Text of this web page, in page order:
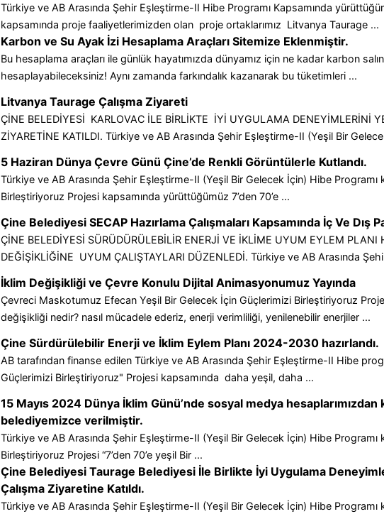
Türkiye ve AB Arasında Şehir Eşleştirme-II Hibe Programı Kapsamında
kapsamında proje faaliyetlerimizden olan proje ortaklarımız Litvanya Taurage ...
Karbon ve Su Ayak İzi Hesaplama Araçları Sitemize Eklenmiştir.
Bu hesaplama araçları ile günlük hayatımızda dünyamız için ne kadar karbon
hesaplayabileceksiniz! Aynı zamanda farkındalık kazanarak bu tüketimleri ...
Litvanya Taurage Çalışma Ziyareti
ÇİNE BELEDİYESİ KARLOVAC İLE BİRLİKTE İYİ UYGULAMA DENEYİMLERİNİ
ZİYARETİNE KATILDI. Türkiye ve AB Arasında Şehir Eşleştirme-II (Yeşil Bir
5 Haziran Dünya Çevre Günü Çine’de Renkli Görüntülerle Kutlandı.
Türkiye ve AB Arasında Şehir Eşleştirme-II (Yeşil Bir Gelecek İçin) Hibe
Birleştiriyoruz Projesi kapsamında yürüttüğümüz 7’den 70’e ...
Çine Belediyesi SECAP Hazırlama Çalışmaları Kapsamında İç Ve Dış
ÇİNE BELEDİYESİ SÜRÜDÜRÜLEBİLİR ENERJİ VE İKLİME UYUM EYLEM
DEĞİŞİKLİĞİNE UYUM ÇALIŞTAYLARI DÜZENLEDİ. Türkiye ve AB Arasında
İklim Değişikliği ve Çevre Konulu Dijital Animasyonumuz Yayında
Çevreci Maskotumuz Efecan Yeşil Bir Gelecek İçin Güçlerimizi Birleştiriyoruz
değişikliği nedir? nasıl mücadele ederiz, enerji verimliliği, yenilenebilir enerjiler ...
Çine Sürdürülebilir Enerji ve İklim Eylem Planı 2024-2030 hazırlandı.
AB tarafından finanse edilen Türkiye ve AB Arasında Şehir Eşleştirme-II Hibe
Güçlerimizi Birleştiriyoruz" Projesi kapsamında daha yeşil, daha ...
15 Mayıs 2024 Dünya İklim Günü’nde sosyal medya hesaplarımızdan
belediyemizce verilmiştir.
Türkiye ve AB Arasında Şehir Eşleştirme-II (Yeşil Bir Gelecek İçin) Hibe
Birleştiriyoruz Projesi “7’den 70’e yeşil Bir ...
Çine Belediyesi Taurage Belediyesi İle Birlikte İyi Uygulama
Çalışma Ziyaretine Katıldı.
Türkiye ve AB Arasında Şehir Eşleştirme-II (Yeşil Bir Gelecek İçin) Hibe